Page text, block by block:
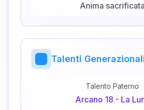
Anima sacrificata
Talenti
Talento Paterno
Arcano 18 - La